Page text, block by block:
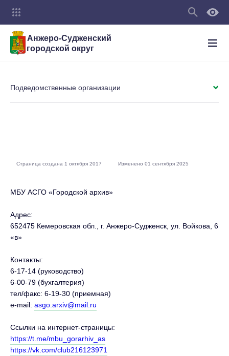
Анжеро-Судженский
городской округ
МБУ АСГО «Городской архив»
Адрес:
652475 Кемеровская обл., г. Анжеро-Судженск, ул. Войкова, 6
«в»
Контакты:
6-17-14 (руководство)
6-00-79 (бухгалтерия)
тел/факс: 6-19-30 (приемная)
e-mail: asgo.arxiv@mail.ru
Ссылки на интернет-страницы:
https://t.me/mbu_gorarhiv_as
https://vk.com/club216123971
Подведомственные организации
Страница создана 1 октября 2017 Изменено 01 сентября 2025